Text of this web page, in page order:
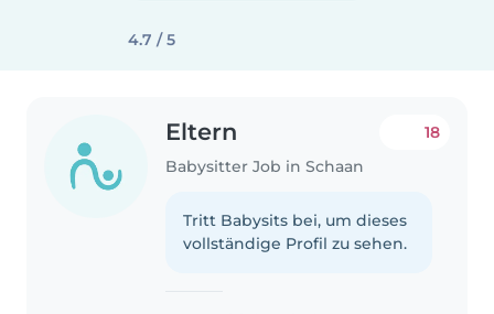
4.7 / 5
Eltern
Babysitter Job in Schaan
18
Tritt Babysits bei, um dieses
vollständige Profil zu sehen.